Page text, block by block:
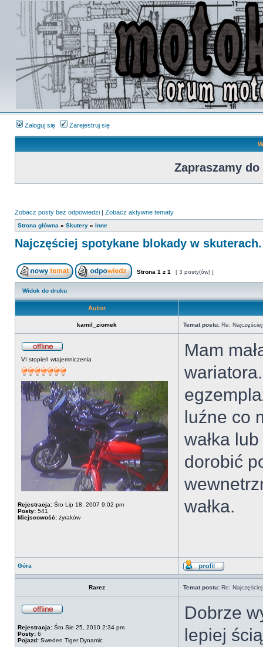
Zaloguj się Zarejestruj się
Zapraszamy do
Zobacz posty bez odpowiedzi | Zobacz aktywne tematy
Strona główna » Skutery » Inne
Najczęściej spotykane blokady w skuterach.
Strona 1 z 1 [ 3 posty(ów) ]
Widok do druku
Autor
kamil_ziomek Temat postu: Re:
VI stopień wtajemniczenia
Rejestracja: Śro Lip 18, 2007 9:02 pm
Posty: 541
Miejscowość: żyraków
Mam
luźne co
wałka
dorobić
wałka.
Góra
Rarez Temat postu: Re:
Rejestracja: Śro Sie 25, 2010 2:34 pm
Posty: 6
Pojazd: Sweden Tiger Dynamic
Dobrze
lepiej